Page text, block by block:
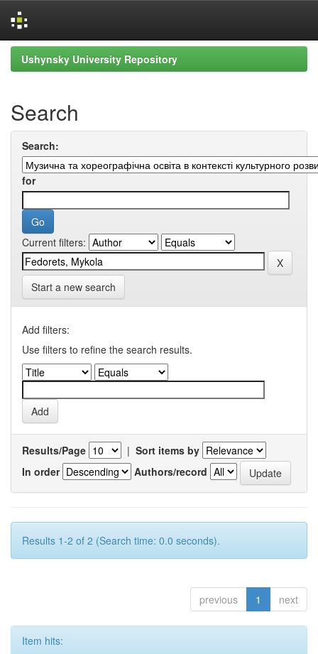
Skip
navigation
Ushynsky University Repository
Search
Search:
for
Current filters:
Start a new search
Add filters:
Use filters to refine the search results.
Results/Page | Sort items by
In order
Authors/record
Results 1-2 of 2 (Search time: 0.0 seconds).
previous 1 next
Item hits: